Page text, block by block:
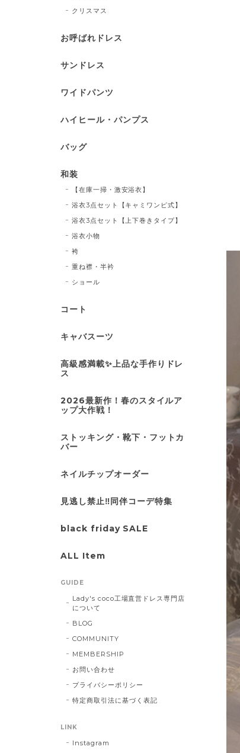
クリスマス
お呼ばれドレス
サンドレス
ワイドパンツ
ハイヒール・パンプス
バッグ
和装
【在庫一掃・激安浴衣】
浴衣3点セット【キャミワンピ式】
浴衣3点セット【上下巻きタイプ】
浴衣小物
袴
重ね襟・半衿
ショール
コート
キャバスーツ
高級感満載✨上品な手作りドレ
ス
2026最新作！春のスタイルア
ップ大作戦！
ストッキング・靴下・フットカ
バー
ネイルチップオーダー
見逃し禁止‼同伴コーデ特集
black friday SALE
ALL Item
GUIDE
Lady's coco工場直営ドレス専門店
について
BLOG
COMMUNITY
MEMBERSHIP
お問い合わせ
プライバシーポリシー
特定商取引法に基づく表記
LINK
Instagram